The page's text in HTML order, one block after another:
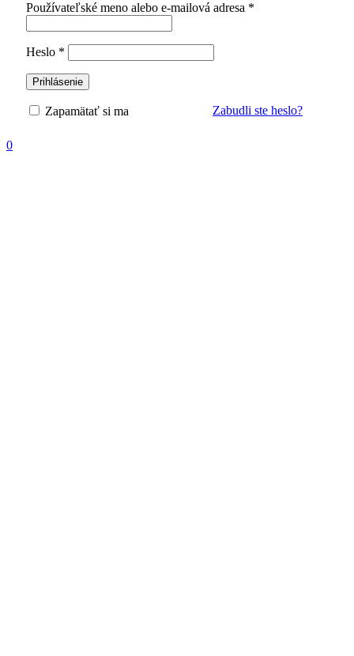
Používateľské meno alebo e-mailová adresa *
Heslo *
Prihlásenie
Zabudli ste heslo?
Zapamätať si ma
0